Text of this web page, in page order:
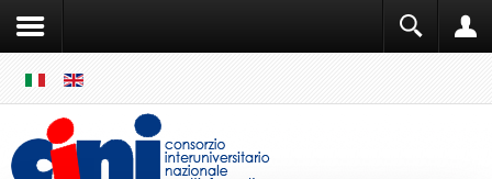
MENU